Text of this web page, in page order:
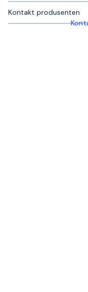
Kontakt produsenten